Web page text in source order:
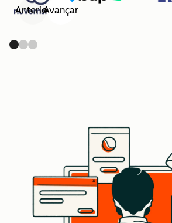
AnteriorAvançar